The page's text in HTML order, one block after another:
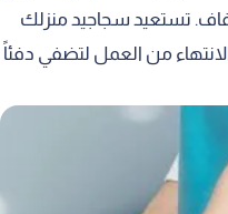
تستعيد سجاجيد منزلك
من العمل لتضفي دفئاً